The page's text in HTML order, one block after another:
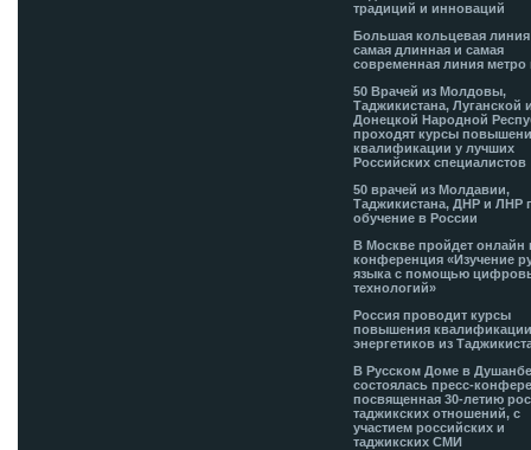
традиций и инноваций
Большая кольцевая
самая длинная и самая
современная линия метро
50 Врачей из Молдовы,
Таджикистана, Луганской
Донецкой Народной
проходят курсы
квалификации у лучших
Российских специалистов
50 врачей из Молдавии,
Таджикистана, ДНР и ЛНР
обучение в России
В Москве пройдет онлайн
конференция «Изучение
языка с помощью
технологий»
Россия проводит курсы
повышения
энергетиков из
В Русском Доме в
состоялась пресс-
посвященная 30-летию
таджикских отношений, с
участием российских и
таджикских СМИ